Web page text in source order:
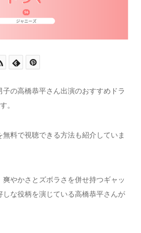
子の高橋恭平さん出演のおすすめドラ
。
無料で視聴できる方法も紹介していま
やかさとズボラさを併せ持つギャッ
しな役柄を演じている高橋恭平さんが